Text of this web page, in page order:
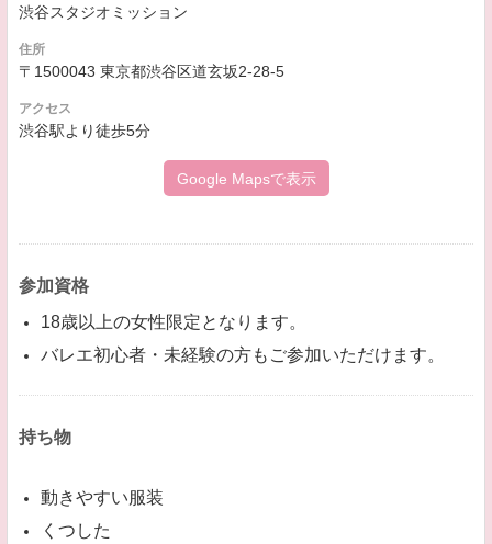
渋谷スタジオミッション
住所
〒1500043 東京都渋谷区道玄坂2-28-5
アクセス
渋谷駅より徒歩5分
Google Mapsで表示
参加資格
18歳以上の女性限定となります。
バレエ初心者・未経験の方もご参加いただけます。
持ち物
動きやすい服装
くつした